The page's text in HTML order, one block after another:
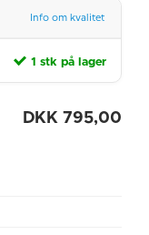
Info om kvalitet
1 stk på lager
DKK 795,00